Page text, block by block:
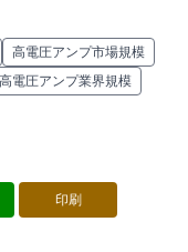
高電圧アンプ市場規模
高電圧アンプ業界規模
印刷